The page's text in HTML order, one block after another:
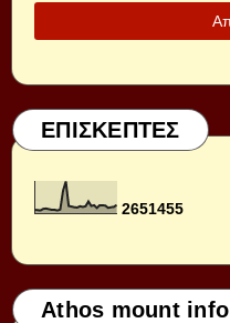
ΕΠΙΣΚΕΠΤΕΣ
2651455
Athos mount info